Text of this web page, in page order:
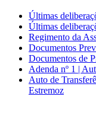
Últimas
Últimas
Regimento da
Documentos
Documentos de
Adenda nº 1 |
Auto de
Estremoz